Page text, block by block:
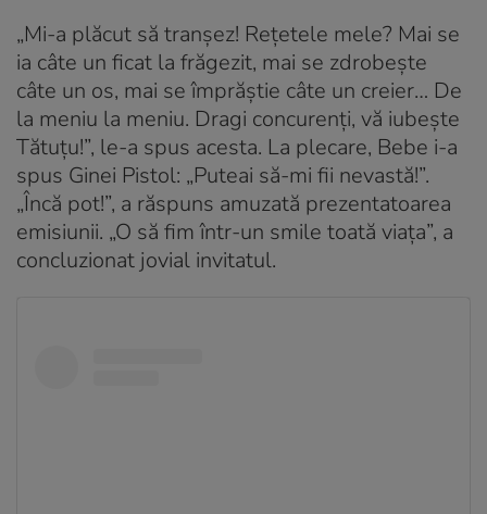
„Mi-a plăcut să tranșez! Rețetele mele? Mai se
ia câte un ficat la frăgezit, mai se zdrobește
câte un os, mai se împrăștie câte un creier… De
la meniu la meniu. Dragi concurenți, vă iubește
Tătuțu!”, le-a spus acesta. La plecare, Bebe i-a
spus Ginei Pistol: „Puteai să-mi fii nevastă!”.
„Încă pot!”, a răspuns amuzată prezentatoarea
emisiunii. „O să fim într-un smile toată viața”, a
concluzionat jovial invitatul.